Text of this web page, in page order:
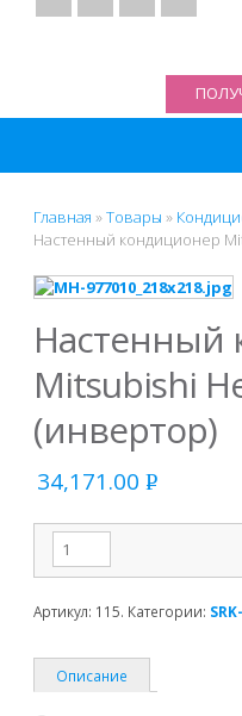
Главная »Товары »
Настенный кондиционер
Настенный
Mitsubishi
(инвертор)
34,171.00 Р
Артикул: 115. Категории:
Описание